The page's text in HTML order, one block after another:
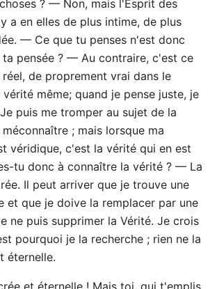
? — Non, mais l'Esprit des
a en elles de plus intime, de plus
— Ce que tu penses n'est donc
ta pensée ? — Au contraire, c'est ce
de proprement vrai dans le
même; quand je pense juste, je
puis me tromper au sujet de la
; mais lorsque ma
véridique, c'est la vérité qui en est
tu donc à connaître la vérité ? — La
Il peut arriver que je trouve une
et que je doive la remplacer par une
ne puis supprimer la Vérité. Je crois
pourquoi je la recherche ; rien ne la
éternelle.
et éternelle ! Mais toi, qui t'emplis